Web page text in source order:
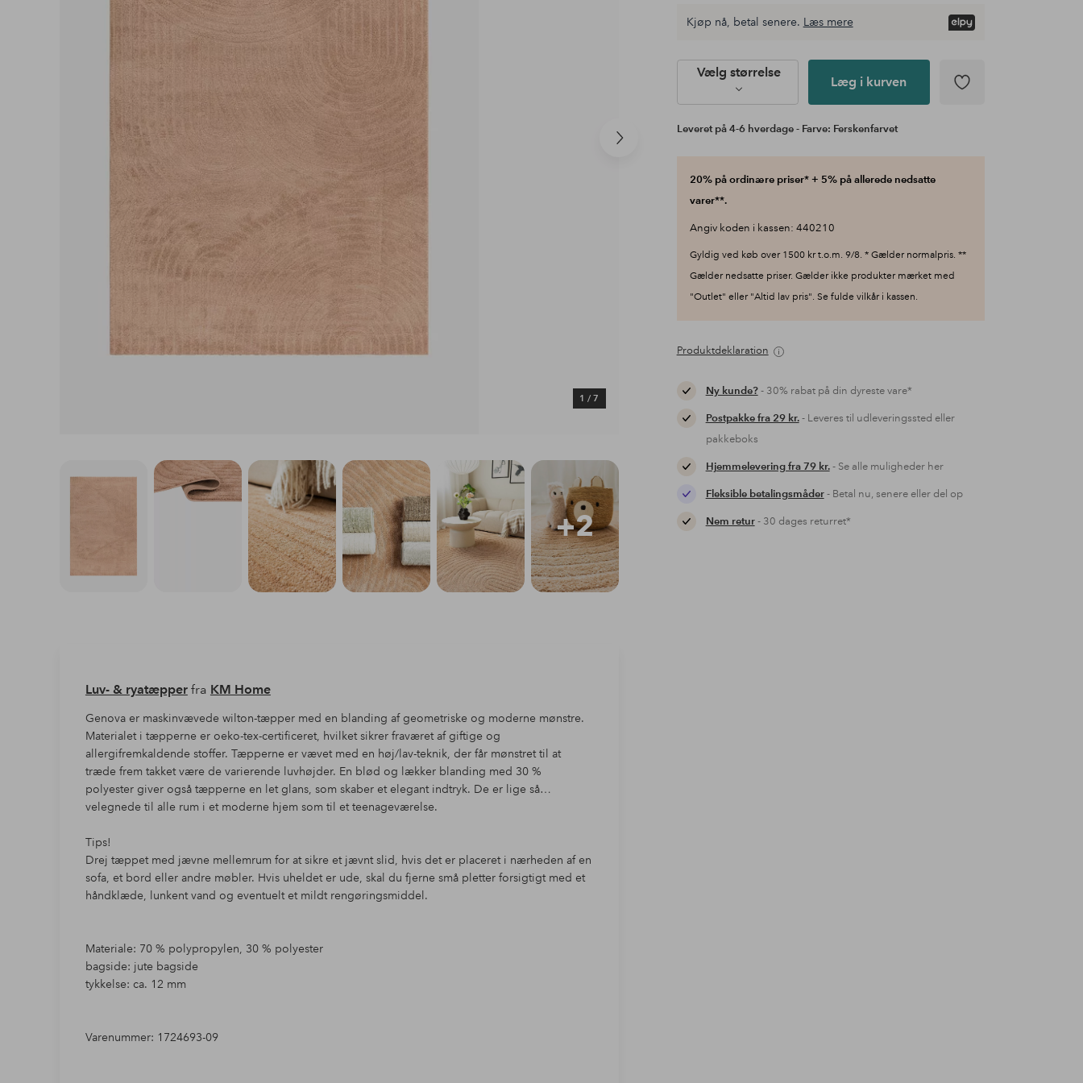
Næste
1 / 7
Kjøp nå, betal senere. Læs mere
Vælg størrelse
Læg i kurven
Leveret på 4-6 hverdage - Farve: Ferskenfarvet
20% på ordinære priser* + 5% på allerede nedsatte
varer**.
Angiv koden i kassen: 440210
Gyldig ved køb over 1500 kr t.o.m. 9/8. * Gælder normalpris. **
Gælder nedsatte priser. Gælder ikke produkter mærket med
"Outlet" eller "Altid lav pris". Se fulde vilkår i kassen.
Produktdeklaration
Ny kunde?- 30% rabat på din dyreste vare*
Postpakke fra 29 kr.- Leveres til udleveringssted eller
pakkeboks
Hjemmelevering fra 79 kr.- Se alle muligheder her
Fleksible betalingsmåder- Betal nu, senere eller del op
Nem retur- 30 dages returret*
+2
Luv- & ryatæpperfra KM Home
Genova er maskinvævede wilton-tæpper med en blanding af geometriske og moderne mønstre.
Materialet i tæpperne er oeko-tex-certificeret, hvilket sikrer fraværet af giftige og
allergifremkaldende stoffer. Tæpperne er vævet med en høj/lav-teknik, der får mønstret til at
træde frem takket være de varierende luvhøjder. En blød og lækker blanding med 30 %
polyester giver også tæpperne en let glans, som skaber et elegant indtryk. De er lige så
velegnede til alle rum i et moderne hjem som til et teenageværelse.
Tips!
Drej tæppet med jævne mellemrum for at sikre et jævnt slid, hvis det er placeret i nærheden af en
sofa, et bord eller andre møbler. Hvis uheldet er ude, skal du fjerne små pletter forsigtigt med et
håndklæde, lunkent vand og eventuelt et mildt rengøringsmiddel.
Materiale: 70 % polypropylen, 30 % polyester
bagside: jute bagside
tykkelse: ca. 12 mm
Varenummer: 1724693-09